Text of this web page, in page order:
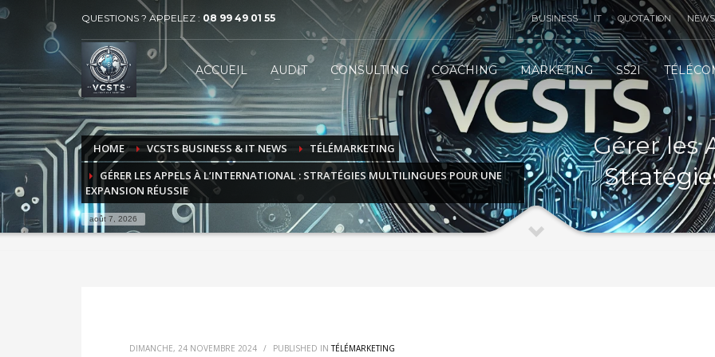
VECTEUR COMMUNICATION SERVICES TÉLÉMARKETING STRATÉGIE
1 BUSINESSMARKET 2 ITINFRASTRUCTURE 3 ITSERVICES
Contactez-nous par téléphone au 08 99 49 01 55 ou par email : contact@vcsts.com |VCSTS F.A.Q| Merci !
QUESTIONS ? APPELEZ : 08 99 49 01 55 BUSINESS IT QUOTATION NEWS
ACCUEIL AUDIT CONSULTING COACHING MARKETING SS2I
HOME VCSTS BUSINESS & IT NEWS
TÉLÉMARKETING
GÉRER LES APPELS À L’INTERNATIONAL : STRATÉGIES MULTILINGUES POUR UNE
EXPANSION RÉUSSIE
août 7, 2026
Gérer les
DIMANCHE, 24 NOVEMBRE 2024 / PUBLISHED INTÉLÉMARKETING